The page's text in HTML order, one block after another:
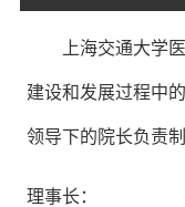
上海交通大学
建设和发展过程中
领导下的院长负责制
理事长：